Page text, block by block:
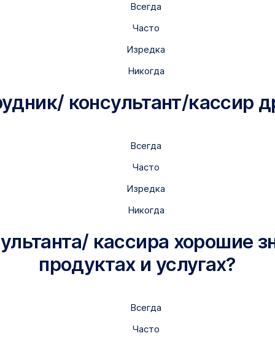
Всегда
Часто
Изредка
Никогда
консультант/кассир
Всегда
Часто
Изредка
Никогда
кассира хорошие
продуктах и услугах?
Всегда
Часто